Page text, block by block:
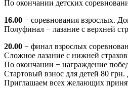
По окончании детских
16.00 − соревнования взрослых.
Полуфинал − лазание с верхней
20.00 − финал взрослых
Сложное лазание с нижней
По окончании − награждение
Стартовый взнос для детей 80
Приглашаем всех желающих